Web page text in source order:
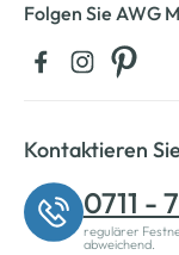
Folgen Sie AWG
Kontaktieren
0711 -
regulärer
abweichend.